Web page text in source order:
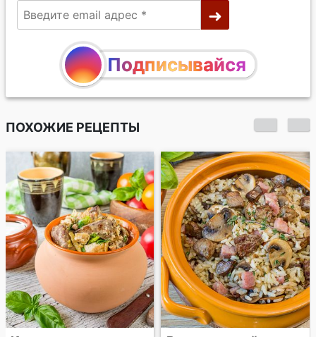
Подписывайся
ПОХОЖИЕ РЕЦЕПТЫ
Жареная куриная
печень с яблоками и
сладким перцем